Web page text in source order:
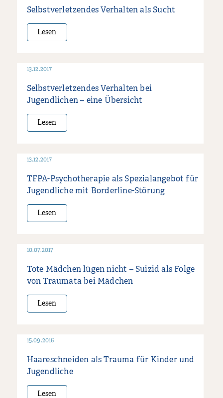
Selbstverletzendes Verhalten als Sucht
Lesen
13.12.2017
Selbstverletzendes Verhalten bei
Jugendlichen – eine Übersicht
Lesen
13.12.2017
TFPA-Psychotherapie als Spezialangebot für
Jugendliche mit Borderline-Störung
Lesen
10.07.2017
Tote Mädchen lügen nicht – Suizid als Folge
von Traumata bei Mädchen
Lesen
15.09.2016
Haareschneiden als Trauma für Kinder und
Jugendliche
Lesen